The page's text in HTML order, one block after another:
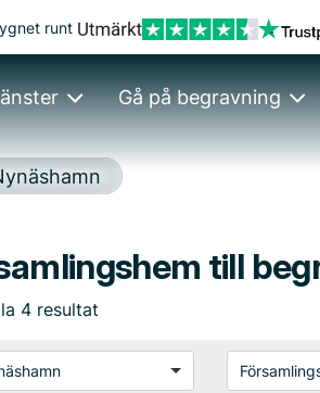
runt
Gå på begravning
till
4 resultat